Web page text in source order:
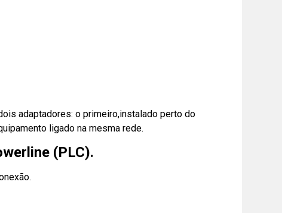
adaptadores: o primeiro,instalado perto do
ligado na mesma rede.
(PLC).